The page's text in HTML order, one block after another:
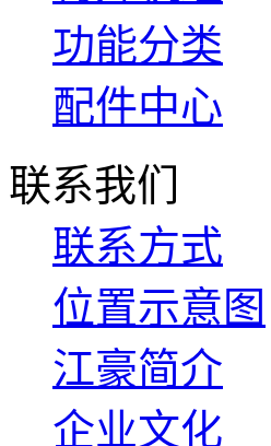
功能分类
配件中心
联系我们
联系方式
位置示意图
江豪简介
企业文化